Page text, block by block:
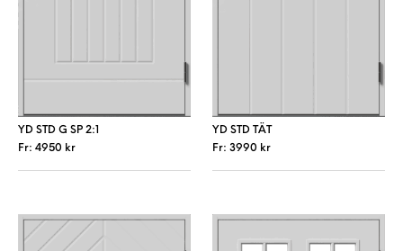
YD STD G SP 2:1
Fr:4950 kr
YD STD TÄT
Fr: 3990 kr